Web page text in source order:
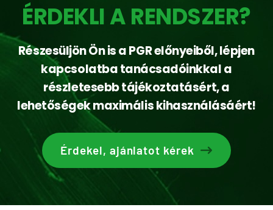
ÉRDEKLI A RENDSZER?
Részesüljön Ön is a PGR előnyeiből, lépjen
kapcsolatba tanácsadóinkkal a
részletesebb tájékoztatásért, a
lehetőségek maximális kihasználásáért!
Érdekel, ajánlatot kérek